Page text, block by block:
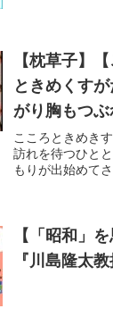
【枕草子】
ときめくす
がり胸もつ
こころときめき
訪れを待つひと
もりが出始めて
【「昭和」
『川島隆太